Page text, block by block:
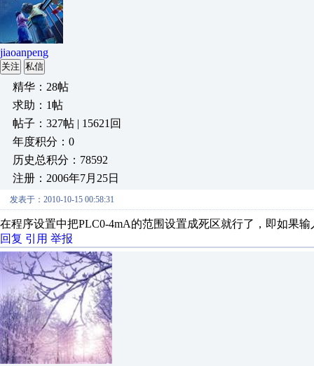
jiaoanpeng
关注 私信
精华：28帖
求助：1帖
帖子：327帖 | 15621回
年度积分：0
历史总积分：78592
注册：2006年7月25日
发表于：2010-10-15 00:58:31
在程序设置中把PLC0-4mA的范围设置成死区就行了，即如果
回复 引用 举报